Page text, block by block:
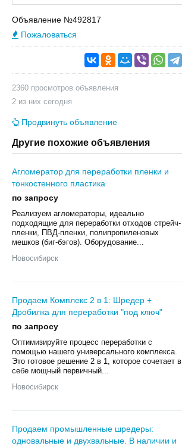
Объявление №492817
Пожаловаться
2360 просмотров объявления
2 из них сегодня
Продвинуть объявление
Другие похожие объявления
Агломератор для переработки пленки и
тонкостенного пластика
по запросу
Реализуем агломераторы, идеально
подходящие для переработки отходов стрейч-
пленки, ПВД-пленки, полипропиленовых
мешков (биг-бэгов). Оборудование...
Новосибирск
Продаем Комплекс 2 в 1: Шредер +
Дробилка для переработки "под ключ"
по запросу
Оптимизируйте процесс переработки с
помощью нашего универсального комплекса.
Это готовое решение 2 в 1, которое сочетает в
себе мощный первичный...
Новосибирск
Продаем промышленные шредеры:
одновальные и двухвальные. В наличии и